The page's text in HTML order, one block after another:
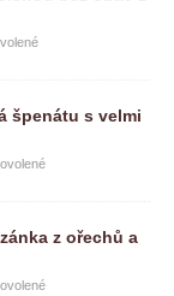
špenátu s velmi
z ořechů a